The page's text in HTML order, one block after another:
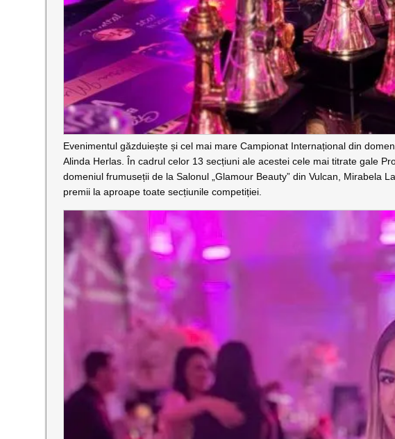
Evenimentul găzduiește și cel mai mare Campionat Internațional din
Alinda Herlas. În cadrul celor 13 secțiuni ale acestei cele mai titrate gale
domeniul frumuseții de la Salonul „Glamour Beauty” din Vulcan, Mirabela
premii la aproape toate secțiunile competiției.